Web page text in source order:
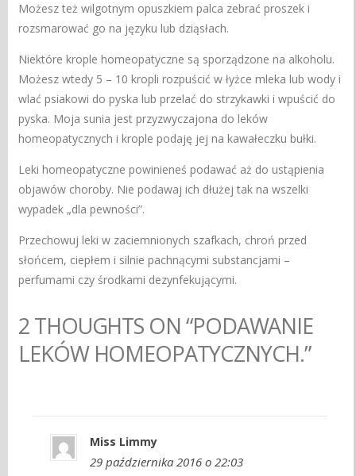
Możesz też wilgotnym opuszkiem palca zebrać proszek i
rozsmarować go na języku lub dziąsłach.
Niektóre krople homeopatyczne są sporządzone na alkoholu.
Możesz wtedy 5 – 10 kropli rozpuścić w łyżce mleka lub wody i
wlać psiakowi do pyska lub przelać do strzykawki i wpuścić do
pyska. Moja sunia jest przyzwyczajona do leków
homeopatycznych i krople podaję jej na kawałeczku bułki.
Leki homeopatyczne powinieneś podawać aż do ustąpienia
objawów choroby. Nie podawaj ich dłużej tak na wszelki
wypadek „dla pewności”.
Przechowuj leki w zaciemnionych szafkach, chroń przed
słońcem, ciepłem i silnie pachnącymi substancjami –
perfumami czy środkami dezynfekującymi.
2 THOUGHTS ON “PODAWANIE
LEKÓW HOMEOPATYCZNYCH.”
Miss Limmy
29 października 2016 o 22:03